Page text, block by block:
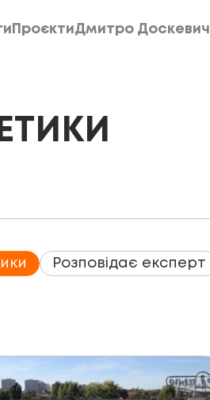
ПроєктиДмитро Доскевич
Розповідає експерт